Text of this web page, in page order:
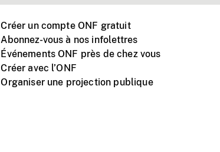
Créer un compte ONF gratuit
Abonnez-vous à nos infolettres
Événements ONF près de chez vous
Créer avec l’ONF
Organiser une projection publique